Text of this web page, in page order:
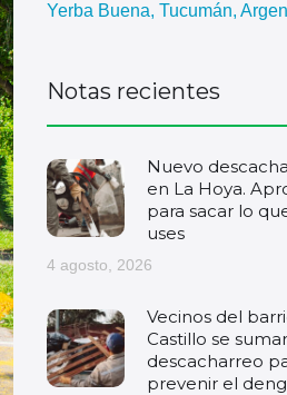
Yerba Buena, Tucumán,
Notas recientes
Nuevo
en La Hoya.
para sacar lo
uses
4 agosto, 2026
Vecinos del
Castillo se
descacharreo
prevenir el